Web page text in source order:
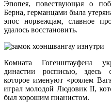
Эпопея, повествующая о
Берна, германцами была
эпос норвежцам, славное
удалось восстановить.
Комната Гогенштауфена
династии росписью, здесь
которое именуют «роялем
играл молодой Людовик II,
был хорошим пианистом.